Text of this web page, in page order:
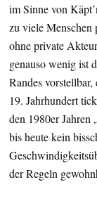
im Sinne von
zu viele Menschen
ohne private
genauso wenig ist
Randes
19. Jahrhundert
den 1980er Jahren
bis heute kein
der Regeln